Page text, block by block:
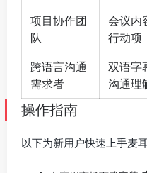
项目协作团
队
会议内
行动项
跨语言沟通
需求者
双语字
沟通理
操作指南
以下为新用户快速上手麦